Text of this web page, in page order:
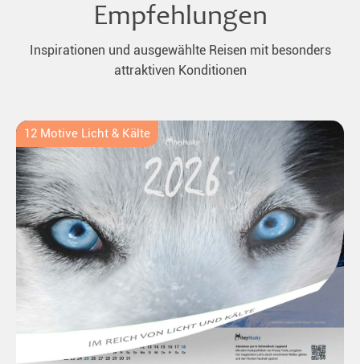
Empfehlungen
Inspirationen und ausgewählte Reisen mit besonders
attraktiven Konditionen
12 Motive Licht & Kälte